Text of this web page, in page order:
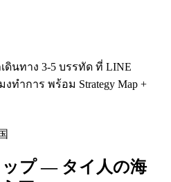
นทาง 3-5 บรรทัด ที่ LINE
ทำการ พร้อม Strategy Map +
プ — タイ人の海